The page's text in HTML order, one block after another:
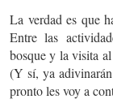
La verdad es que
Entre las
bosque y la visita
(Y sí, ya
pronto les voy a